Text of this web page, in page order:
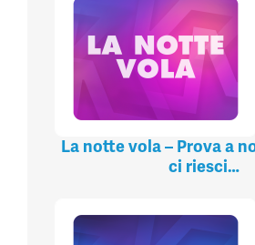
La notte vola – Prova a
ci riesci…